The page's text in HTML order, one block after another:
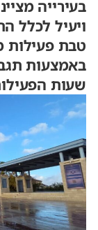
בעירייה
ויעיל לכלל
טבת פעילות
באמצעות
שעות